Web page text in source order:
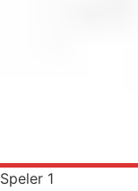
Speler 1